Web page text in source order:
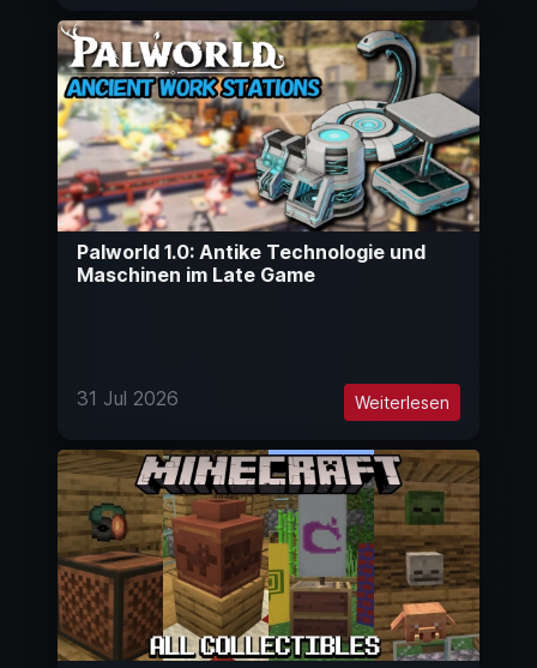
Palworld 1.0: Antike Technologie und
Maschinen im Late Game
31 Jul 2026 Weiterlesen